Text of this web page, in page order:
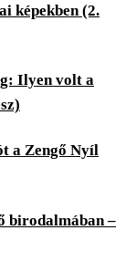
képekben (2.
Ilyen volt a
a Zengő Nyíl
birodalmában –